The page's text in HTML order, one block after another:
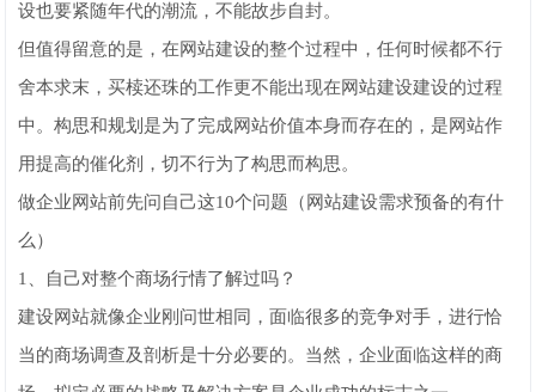
设也要紧随年代的潮流，不能故步自封。
但值得留意的是，在网站建设的整个过程中，任何时候都不行
舍本求末，买椟还珠的工作更不能出现在网站建设建设的过程
中。构思和规划是为了完成网站价值本身而存在的，是网站作
用提高的催化剂，切不行为了构思而构思。
做企业网站前先问自己这10个问题（网站建设需求预备的有什
么）
1、自己对整个商场行情了解过吗？
建设网站就像企业刚问世相同，面临很多的竞争对手，进行恰
当的商场调查及剖析是十分必要的。当然，企业面临这样的商